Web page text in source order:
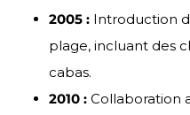
2005 : Introduction
plage, incluant des
cabas.
2010 : Collaboration